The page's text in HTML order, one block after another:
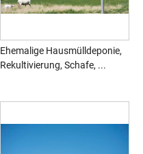
Ehemalige Hausmülldeponie,
Rekultivierung, Schafe, ...